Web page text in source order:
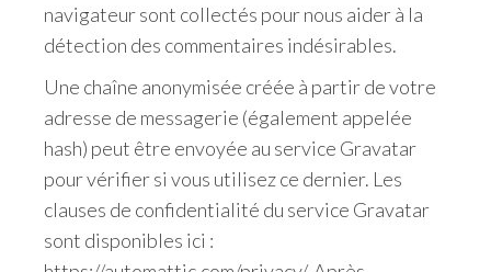
navigateur sont collectés pour nous aider à la
détection des commentaires indésirables.
Une chaîne anonymisée créée à partir de votre
adresse de messagerie (également appelée
hash) peut être envoyée au service Gravatar
pour vérifier si vous utilisez ce dernier. Les
clauses de confidentialité du service Gravatar
sont disponibles ici :